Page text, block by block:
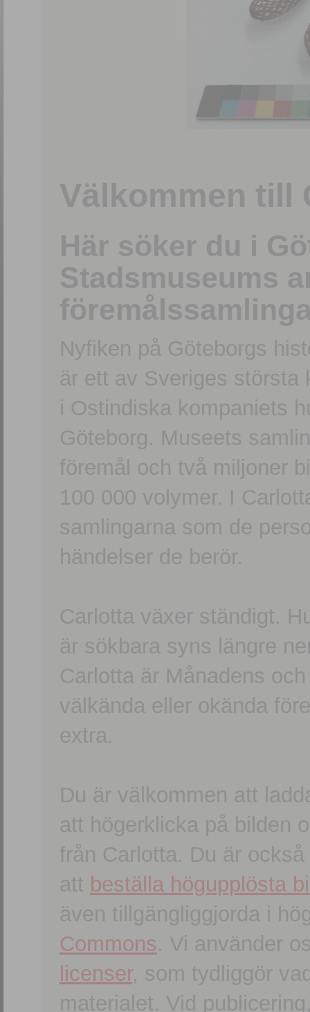
Välkommen till
Här söker du i
Stadsmuseums
Nyfiken på Göteborgs
är ett av Sveriges största
i Ostindiska kompaniets
Göteborg. Museets
föremål och två miljoner
100 000 volymer. I
samlingarna som de
händelser de berör.
Carlotta växer ständigt.
är sökbara syns längre
Carlotta är Månadens
välkända eller okända
extra.
Du är välkommen att
att högerklicka på bilden
från Carlotta. Du är
att beställa högupplösta
även tillgängliggjorda i
Commons. Vi använder
licenser, som tydliggör
materialet. Vid